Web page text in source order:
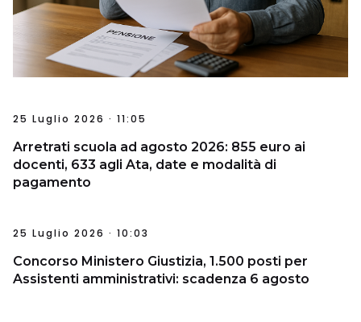
25 Luglio 2026 · 11:05
Arretrati scuola ad agosto 2026: 855 euro ai
docenti, 633 agli Ata, date e modalità di
pagamento
25 Luglio 2026 · 10:03
Concorso Ministero Giustizia, 1.500 posti per
Assistenti amministrativi: scadenza 6 agosto